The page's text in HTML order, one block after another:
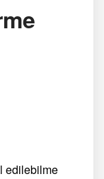
edilebilme